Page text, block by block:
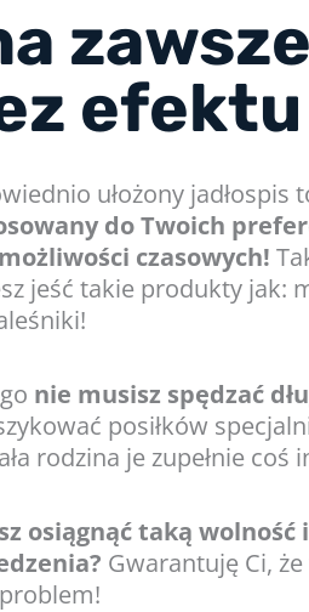
ułożony jadłospis
do Twoich
czasowych!
jeść takie produkty jak:
nie musisz spędzać
posiłków
rodzina je zupełnie coś
osiągnąć taką
Gwarantuję Ci,